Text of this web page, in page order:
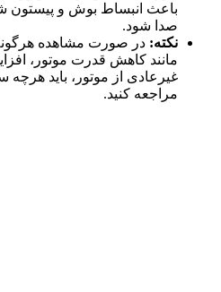
باعث انبساط بوش و پیستون
صدا شود.
نکته: در صورت مشاهده
مانند کاهش قدرت موتور،
غیرعادی از موتور، باید هرچه
مراجعه کنید.